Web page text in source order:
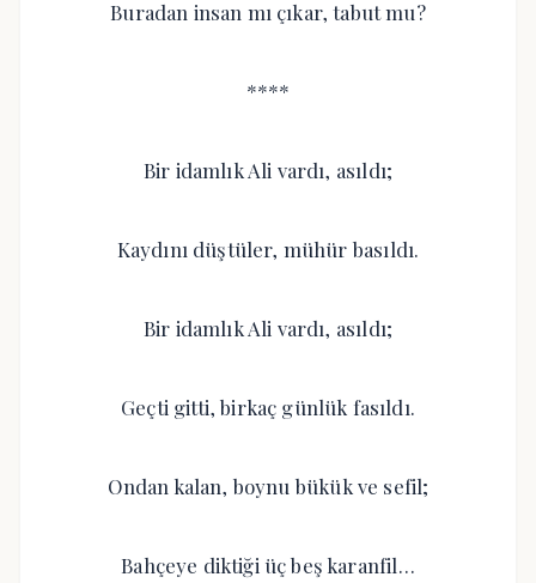
Buradan insan mı çıkar, tabut mu?
****
Bir idamlık Ali vardı, asıldı;
Kaydını düştüler, mühür basıldı.
Bir idamlık Ali vardı, asıldı;
Geçti gitti, birkaç günlük fasıldı.
Ondan kalan, boynu bükük ve sefil;
Bahçeye diktiği üç beş karanfil…